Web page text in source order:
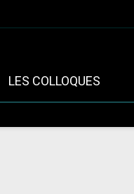
LES COLLOQUES